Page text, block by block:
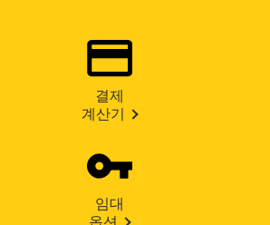
결제
계산기
임대